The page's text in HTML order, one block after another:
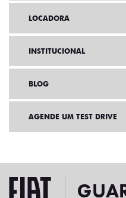
LOCADORA
INSTITUCIONAL
BLOG
AGENDE UM TEST DRIVE